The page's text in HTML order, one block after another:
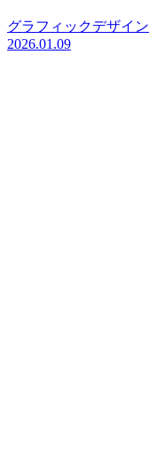
グラフィックデザイン
2026.01.09